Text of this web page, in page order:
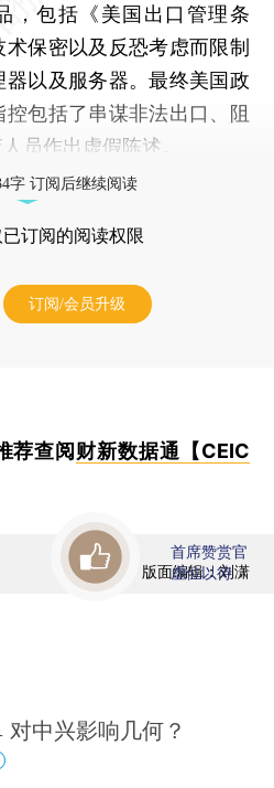
，包括《美国出口管理条
保密以及反恐考虑而限制
以及服务器。最终美国政
包括了串谋非法出口、阻
员作出虚假陈述。
字 订阅后继续阅读
已订阅的阅读权限
订阅/会员升级
荐查阅 财新数据通【CEIC
版面编辑：刘潇
首席赞赏官
虚位以待
中兴影响几何？